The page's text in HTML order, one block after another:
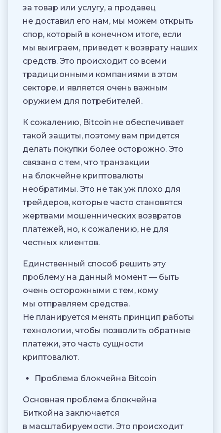
за товар или услугу, а продавец
не доставил его нам, мы можем открыть
спор, который в конечном итоге, если
мы выиграем, приведет к возврату наших
средств. Это происходит со всеми
традиционными компаниями в этом
секторе, и является очень важным
оружием для потребителей.
К сожалению, Bitcoin не обеспечивает
такой защиты, поэтому вам придется
делать покупки более осторожно. Это
связано с тем, что транзакции
на блокчейне криптовалюты
необратимы. Это не так уж плохо для
трейдеров, которые часто становятся
жертвами мошеннических возвратов
платежей, но, к сожалению, не для
честных клиентов.
Единственный способ решить эту
проблему на данный момент — быть
очень осторожными с тем, кому
мы отправляем средства.
Не планируется менять принцип работы
технологии, чтобы позволить обратные
платежи, это часть сущности
криптовалют.
Проблема блокчейна Bitcoin
Основная проблема блокчейна
Биткойна заключается
в масштабируемости. Это происходит